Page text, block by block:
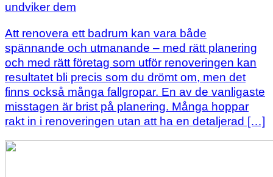
undviker dem
Att renovera ett badrum kan vara både
spännande och utmanande – med rätt planering
och med rätt företag som utför renoveringen kan
resultatet bli precis som du drömt om, men det
finns också många fallgropar. En av de vanligaste
misstagen är brist på planering. Många hoppar
rakt in i renoveringen utan att ha en detaljerad […]